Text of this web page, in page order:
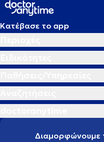
Κατέβασε το app
Διαμορφώνουμε